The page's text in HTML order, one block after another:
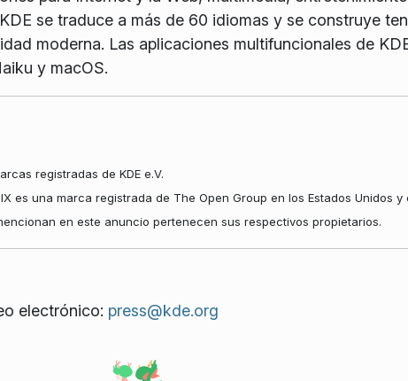
se traduce a más de 60 idiomas y se construye
moderna. Las aplicaciones multifuncionales de
y macOS.
registradas de KDE e.V.
es una marca registrada de The Open Group en los Estados Unidos y
en este anuncio pertenecen sus respectivos propietarios.
electrónico: press@kde.org